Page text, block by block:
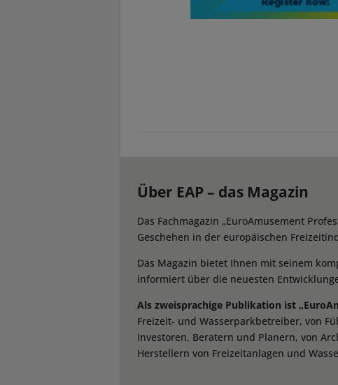
Über EAP – das Magazin
Das Fachmagazin „EuroAmusement
Geschehen in der europäischen
Das Magazin bietet Ihnen mit seinem
informiert über die neuesten
Als zweisprachige Publikation ist
Freizeit- und Wasserparkbetreiber, von
Investoren, Beratern und Planern, von
Herstellern von Freizeitanlagen und